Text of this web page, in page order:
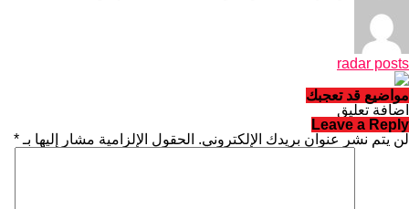
radar posts
مواضيع قد تعجبك
اضافة تعليق
Leave a Reply
لن يتم نشر عنوان بريدك الإلكتروني. الحقول الإلزامية مشار إليها بـ *